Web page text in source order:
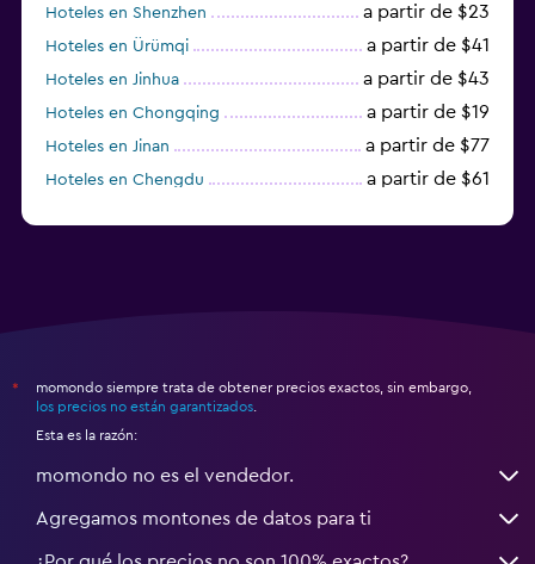
Hoteles en Shenzhen a partir de $23
Hoteles en Ürümqi a partir de $41
Hoteles en Jinhua a partir de $43
Hoteles en Chongqing a partir de $19
Hoteles en Jinan a partir de $77
Hoteles en Chengdu a partir de $61
*
momondo siempre trata de obtener precios exactos, sin embargo,
los precios no están garantizados
Esta es la razón:
momondo no es el vendedor.
Agregamos montones de datos para ti